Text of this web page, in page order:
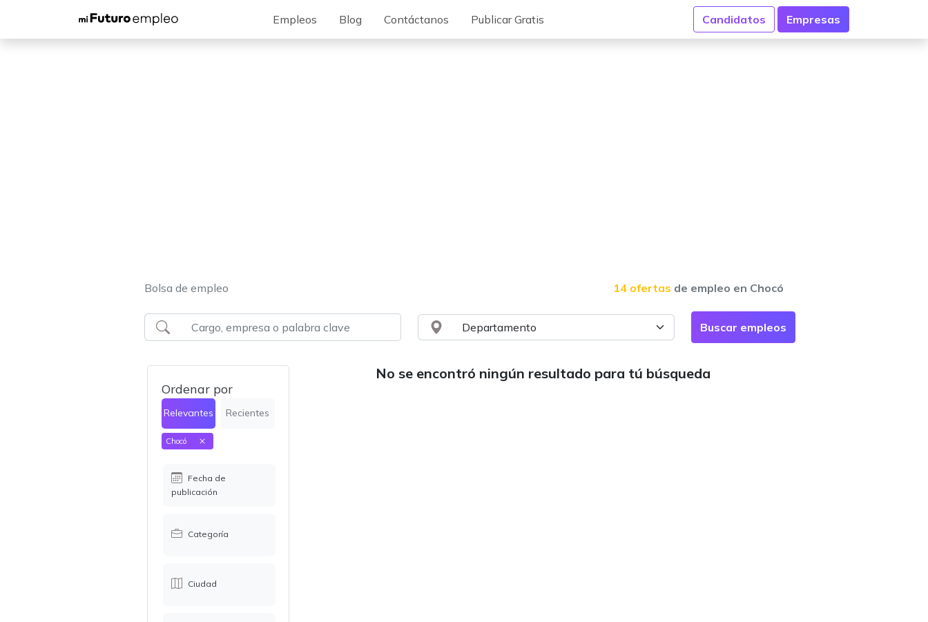
Empleos Blog Contáctanos Publicar Gratis Candidatos Empresas
Bolsa de empleo 14 ofertas de empleo en Chocó
Ordenar por
Relevantes Recientes
Chocó
Fecha de
publicación
Categoría
Ciudad
No se encontró ningún resultado para tú búsqueda